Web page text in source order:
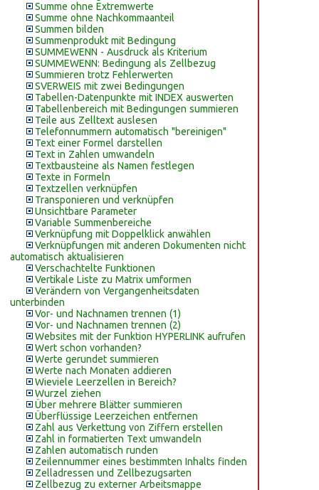
Summe ohne Extremwerte
Summe ohne Nachkommaanteil
Summen bilden
Summenprodukt mit Bedingung
SUMMEWENN - Ausdruck als Kriterium
SUMMEWENN: Bedingung als Zellbezug
Summieren trotz Fehlerwerten
SVERWEIS mit zwei Bedingungen
Tabellen-Datenpunkte mit INDEX auswerten
Tabellenbereich mit Bedingungen summieren
Teile aus Zelltext auslesen
Telefonnummern automatisch "bereinigen"
Text einer Formel darstellen
Text in Zahlen umwandeln
Textbausteine als Namen festlegen
Texte in Formeln
Textzellen verknüpfen
Transponieren und verknüpfen
Unsichtbare Parameter
Variable Summenbereiche
Verknüpfung mit Doppelklick anwählen
Verknüpfungen mit anderen Dokumenten nicht
automatisch aktualisieren
Verschachtelte Funktionen
Vertikale Liste zu Matrix umformen
Verändern von Vergangenheitsdaten
unterbinden
Vor- und Nachnamen trennen (1)
Vor- und Nachnamen trennen (2)
Websites mit der Funktion HYPERLINK aufrufen
Wert schon vorhanden?
Werte gerundet summieren
Werte nach Monaten addieren
Wieviele Leerzellen in Bereich?
Wurzel ziehen
Über mehrere Blätter summieren
Überflüssige Leerzeichen entfernen
Zahl aus Verkettung von Ziffern erstellen
Zahl in formatierten Text umwandeln
Zahlen automatisch runden
Zeilennummer eines bestimmten Inhalts finden
Zelladressen und Zellbezugsarten
Zellbezug zu externer Arbeitsmappe